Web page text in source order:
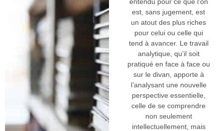
entendu pour ce que l’on
est, sans jugement, est
un atout des plus riches
pour celui ou celle qui
tend à avancer. Le travail
analytique, qu’il soit
pratiqué en face à face ou
sur le divan, apporte à
l’analysant une nouvelle
perspective essentielle,
celle de se comprendre
non seulement
intellectuellement, mais